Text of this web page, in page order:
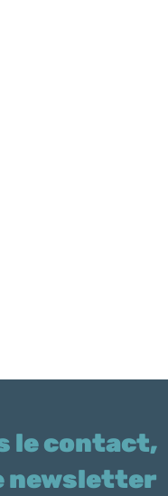
le contact,
newsletter